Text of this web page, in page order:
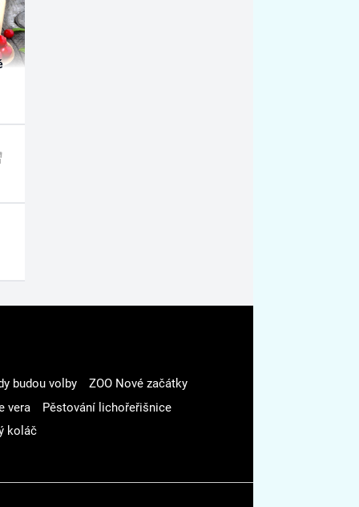
budou volby
ZOO Nové začátky
vera
Pěstování lichořeřišnice
koláč